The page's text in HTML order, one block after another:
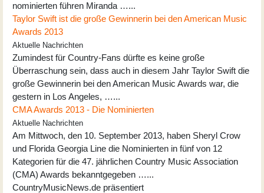
nominierten führen Miranda …...
Taylor Swift ist die große Gewinnerin bei den American Music
Awards 2013
Aktuelle Nachrichten
Zumindest für Country-Fans dürfte es keine große
Überraschung sein, dass auch in diesem Jahr Taylor Swift die
große Gewinnerin bei den American Music Awards war, die
gestern in Los Angeles, …...
CMA Awards 2013 - Die Nominierten
Aktuelle Nachrichten
Am Mittwoch, den 10. September 2013, haben Sheryl Crow
und Florida Georgia Line die Nominierten in fünf von 12
Kategorien für die 47. jährlichen Country Music Association
(CMA) Awards bekanntgegeben …...
CountryMusicNews.de präsentiert